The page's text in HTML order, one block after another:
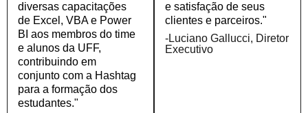
diversas capacitações
de Excel, VBA e Power
BI aos membros do time
e alunos da UFF,
contribuindo em
conjunto com a Hashtag
para a formação dos
estudantes."
e satisfação de seus
clientes e parceiros."
-Luciano Gallucci, Diretor
Executivo